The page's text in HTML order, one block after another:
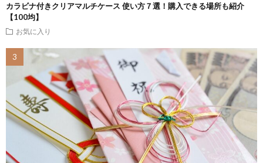
カラビナ付きクリアマルチケース 使い方７選！購入できる場所も紹介
【100均】
お気に入り